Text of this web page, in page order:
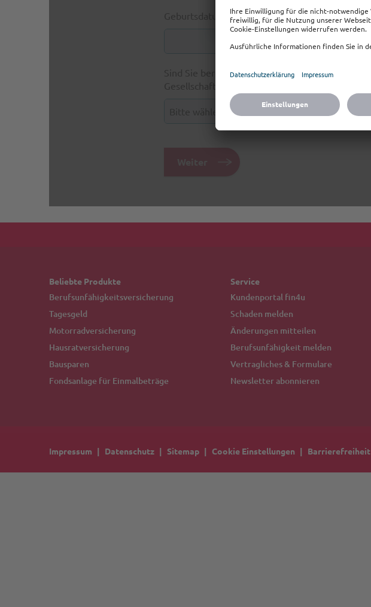
Beliebte Produkte
Berufsunfähigkeitsversicherung
Tagesgeld
Motorradversicherung
Hausratversicherung
Bausparen
Fondsanlage für Einmalbeträge
Service
Kundenportal fin4u
Schaden melden
Änderungen mitteilen
Berufsunfähigkeit melden
Vertragliches & Formulare
Newsletter abonnieren
Impressum Datenschutz Sitemap Cookie Einstellungen Barrierefreiheit